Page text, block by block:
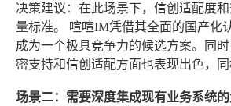
决策建议 ：在此场景下，信创适配度
量标准。 喧喧IM凭借其全面的国产化
成为一个极具竞争力的候选方案。同时
密支持和信创适配方面也表现出色，同
场景二：需要深度集成现有业务系统